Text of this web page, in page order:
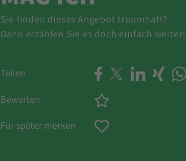
Sie finden dieses Angebot traumhaft?
Dann erzählen Sie es doch einfach weiter!
Teilen
Bewerten
Für später merken